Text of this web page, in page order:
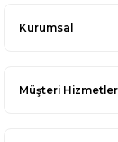
Kurumsal
Müşteri